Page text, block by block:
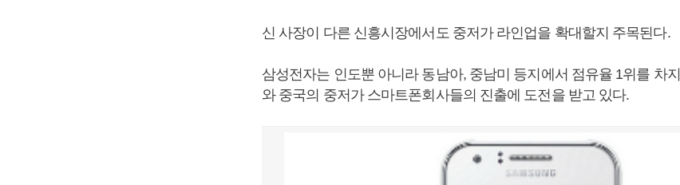
신 사장이 다른 신흥시장에서도 중저가 라인업을 확대할지 주목된다.
삼성전자는 인도뿐 아니라 동남아, 중남미 등지에서 점유율 1위를 차
와 중국의 중저가 스마트폰회사들의 진출에 도전을 받고 있다.